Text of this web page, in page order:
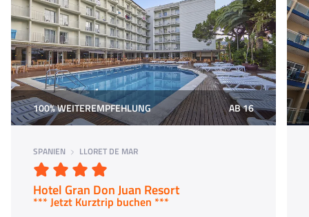
100% WEITEREMPFEHLUNG AB 16
SPANIEN LLORET DE MAR
Hotel Gran Don Juan Resort
*** Jetzt Kurztri